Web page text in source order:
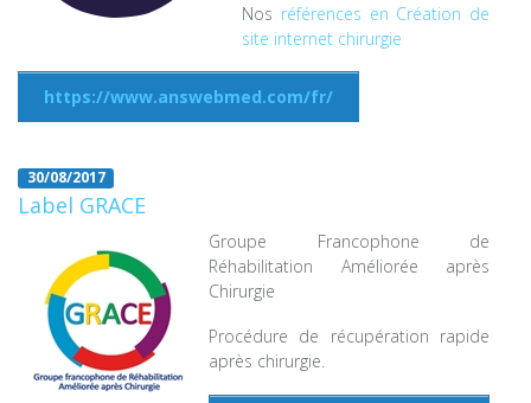
Informations patients
Nos références en Création de
site internet chirurgie
https://www.answebmed.com/fr/
30/08/2017
Label GRACE
Groupe Francophone de
Réhabilitation Améliorée après
Chirurgie
Procédure de récupération rapide
après chirurgie.